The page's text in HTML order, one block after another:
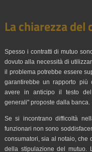
La chiarezza
Spesso i contratti di mutuo
dovuto alla necessità di
il problema potrebbe essere
garantirebbe un rapporto più
avere in anticipo il testo del
generali" proposte dalla banca.
Se si incontrano difficoltà
funzionari non sono
consumatori, sia al notaio, che
della stipulazione del mutuo.